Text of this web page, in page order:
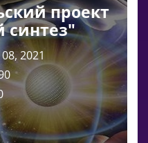
проект
синтез"
2021